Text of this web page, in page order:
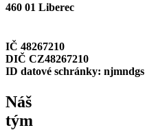
460 01 Liberec
IČ 48267210
DIČ CZ48267210
ID datové schránky: njmndgs
Náš
tým